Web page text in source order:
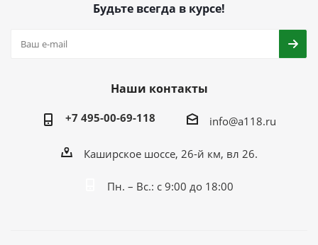
Будьте всегда в курсе!
Наши контакты
+7 495-00-69-118 info@a118.ru
Каширское шоссе, 26-й км, вл 26.
Пн. – Вс.: с 9:00 до 18:00